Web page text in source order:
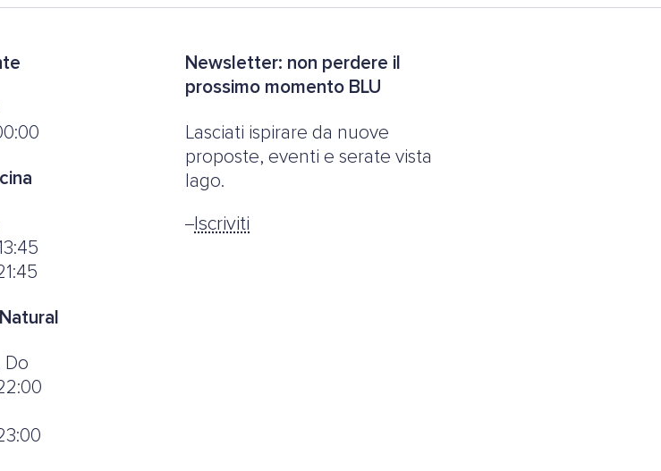
Do
Newsletter: non perdere il
prossimo momento BLU
Lasciati ispirare da nuove
proposte, eventi e serate vista
lago.
Iscriviti